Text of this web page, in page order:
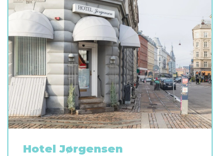
Hotel Jørgensen